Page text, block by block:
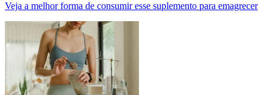
Veja a melhor forma de consumir esse suplemento para emagrecer